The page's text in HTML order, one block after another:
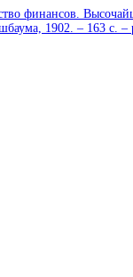
финансов.
1902. – 163 c. –